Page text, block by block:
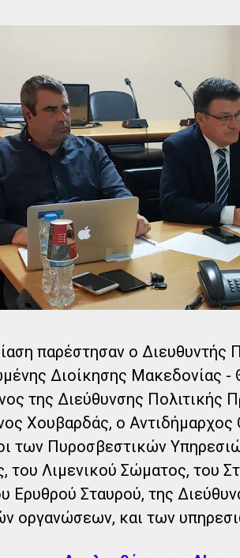
παρέστησαν ο Διευθυντής
Διοίκησης Μακεδονίας -
της Διεύθυνσης Πολιτικής
Χουβαρδάς, ο
των Πυροσβεστικών
του Λιμενικού Σώματος, του
Ερυθρού Σταυρού, της
οργανώσεων, και των